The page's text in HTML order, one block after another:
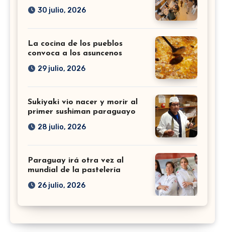
30 julio, 2026
La cocina de los pueblos
convoca a los asuncenos
29 julio, 2026
Sukiyaki vio nacer y morir al
primer sushiman paraguayo
28 julio, 2026
Paraguay irá otra vez al
mundial de la pastelería
26 julio, 2026